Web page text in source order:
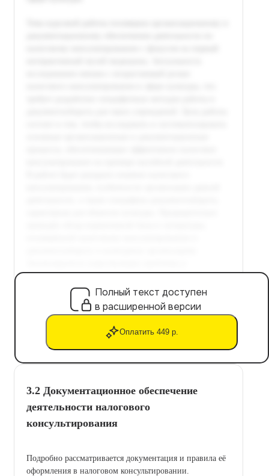
Полный текст доступен
в расширенной версии
Оплатить 449 р.
3.2 Документационное обеспечение
деятельности налогового
консультирования
Подробно рассматривается документация и правила её
оформления в налоговом консультировании.